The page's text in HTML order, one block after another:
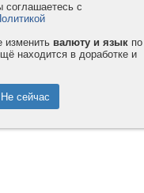
Privacy и Cookie
Помощь
права защищены.
соглашаетесь с
изменить валюту и язык по
находится в доработке и